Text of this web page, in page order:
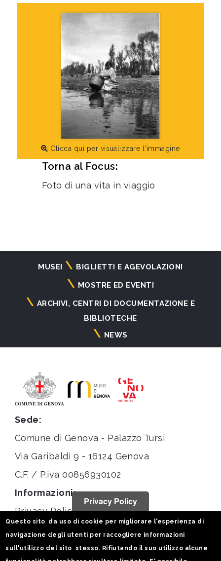
Clicca qui per visualizzare l'immagine
Torna al Focus:
Foto di una vita in viaggio
Navigazione
principale
MUSEI BIGLIETTI E AGEVOLAZIONI
MOSTRE ED EVENTI
ARCHIVI, CENTRI DI DOCUMENTAZIONE E
BIBLIOTECHE
NEWS
Sede:
Comune di Genova - Palazzo Tursi
Via Garibaldi 9 - 16124 Genova
C.F. / P.iva 00856930102
Informazioni:
Privacy Policy
Statistiche
Privacy Policy
Questo sito da uso di cookie per migliorare l'esperienza di
navigazione degli utenti per raccogliere informazioni
sull'utilizzo del sito stesso. Rifiutando il suo utilizzo alcune